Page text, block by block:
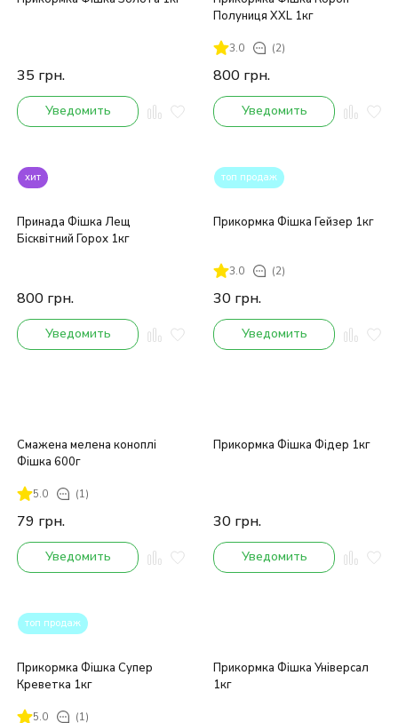
35 грн.
Уведомить
Полуниця XXL 1кг
3.0 (2)
800 грн.
Уведомить
хит
Принада Фішка Лещ
Бісквітний Горох 1кг
800 грн.
Уведомить
топ продаж
Прикормка Фішка Гейзер 1кг
3.0 (2)
30 грн.
Уведомить
Смажена мелена коноплі
Фішка 600г
5.0 (1)
79 грн.
Уведомить
Прикормка Фішка Фідер 1кг
30 грн.
Уведомить
топ продаж
Прикормка Фішка Супер
Креветка 1кг
5.0 (1)
Прикормка Фішка Універсал
1кг